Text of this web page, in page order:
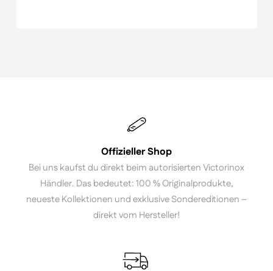
Offizieller Shop
Bei uns kaufst du direkt beim autorisierten Victorinox
Händler. Das bedeutet: 100 % Originalprodukte,
neueste Kollektionen und exklusive Sondereditionen –
direkt vom Hersteller!